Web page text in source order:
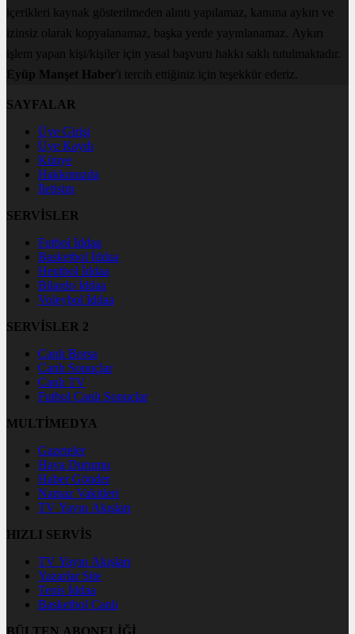
içerikleri kaynak gösterilmeden alıntı yapılamaz, kanuna aykırı ve
izinsiz olarak kopyalanamaz, başka yerde yayınlanamaz. Aykırı
işlem yapan kişi/kişiler için yasal başvuru hakkı saklı tutulmaktadır.
Eyüp Manşet Haber'i tercih ettiğiniz için teşekkür ederiz.
SAYFALAR
Üye Girişi
Üye Kaydı
Künye
Hakkımızda
İletişim
SERVİSLER
Futbol İddaa
Basketbol İddaa
Hentbol İddaa
Bilardo İddaa
Voleybol İddaa
SERVİSLER 2
Canlı Borsa
Canlı Sonuçlar
Canlı TV
Futbol Canlı Sonuçlar
MULTİMEDYA
Gazeteler
Hava Durumu
Haber Gönder
Namaz Vakitleri
TV Yayın Akışları
HIZLI SERVİS
TV Yayın Akışları
Yazarlar Site
Tenis İddaa
Basketbol Canlı